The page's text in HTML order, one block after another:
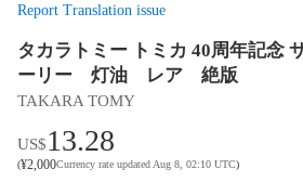
Report Translation issue
タカラトミー トミカ 40周年記念
ーリー 灯油 レア 絶版
TAKARA TOMY
US$13.28
(¥2,000Currency rate updated Aug 8, 02:10 UTC)